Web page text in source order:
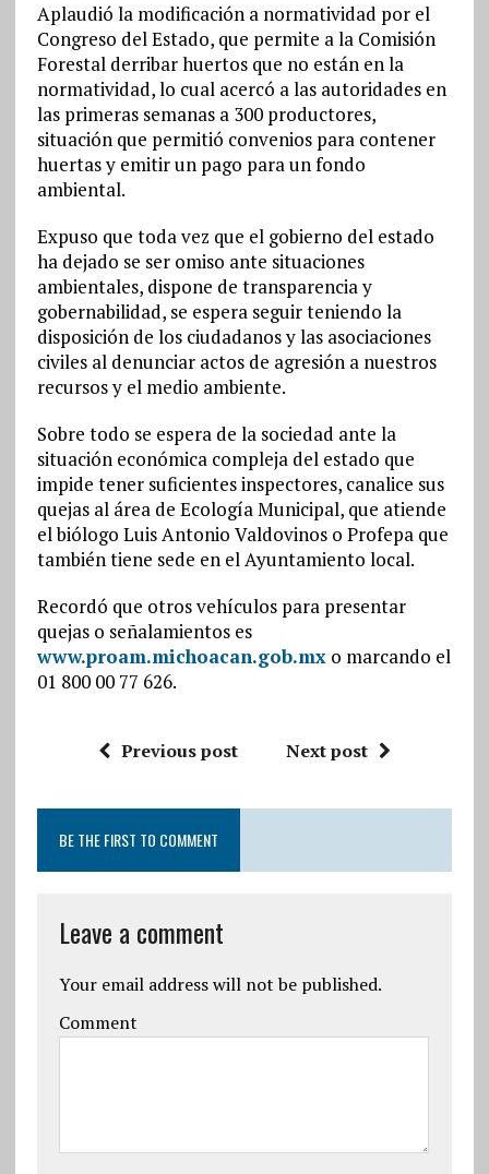
Aplaudió la modificación a normatividad por el
Congreso del Estado, que permite a la Comisión
Forestal derribar huertos que no están en la
normatividad, lo cual acercó a las autoridades en
las primeras semanas a 300 productores,
situación que permitió convenios para contener
huertas y emitir un pago para un fondo
ambiental.
Expuso que toda vez que el gobierno del estado
ha dejado se ser omiso ante situaciones
ambientales, dispone de transparencia y
gobernabilidad, se espera seguir teniendo la
disposición de los ciudadanos y las asociaciones
civiles al denunciar actos de agresión a nuestros
recursos y el medio ambiente.
Sobre todo se espera de la sociedad ante la
situación económica compleja del estado que
impide tener suficientes inspectores, canalice sus
quejas al área de Ecología Municipal, que atiende
el biólogo Luis Antonio Valdovinos o Profepa que
también tiene sede en el Ayuntamiento local.
Recordó que otros vehículos para presentar
quejas o señalamientos es
www.proam.michoacan.gob.mxo marcando el
01 800 00 77 626.
Previous post Next post
BE THE FIRST TO COMMENT
Leave a comment
Your email address will not be published.
Comment